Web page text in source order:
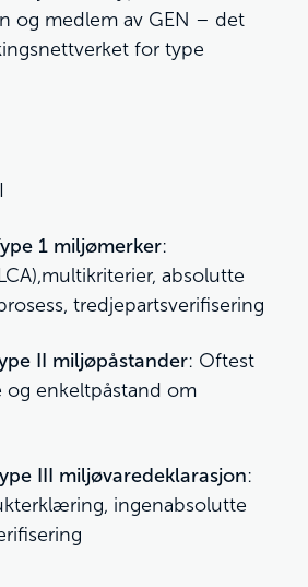
og medlem av GEN – det
for type
1 miljømerker:
absolutte
tredjepartsverifisering
II miljøpåstander: Oftest
enkeltpåstand om
III miljøvaredeklarasjon:
ingenabsolutte